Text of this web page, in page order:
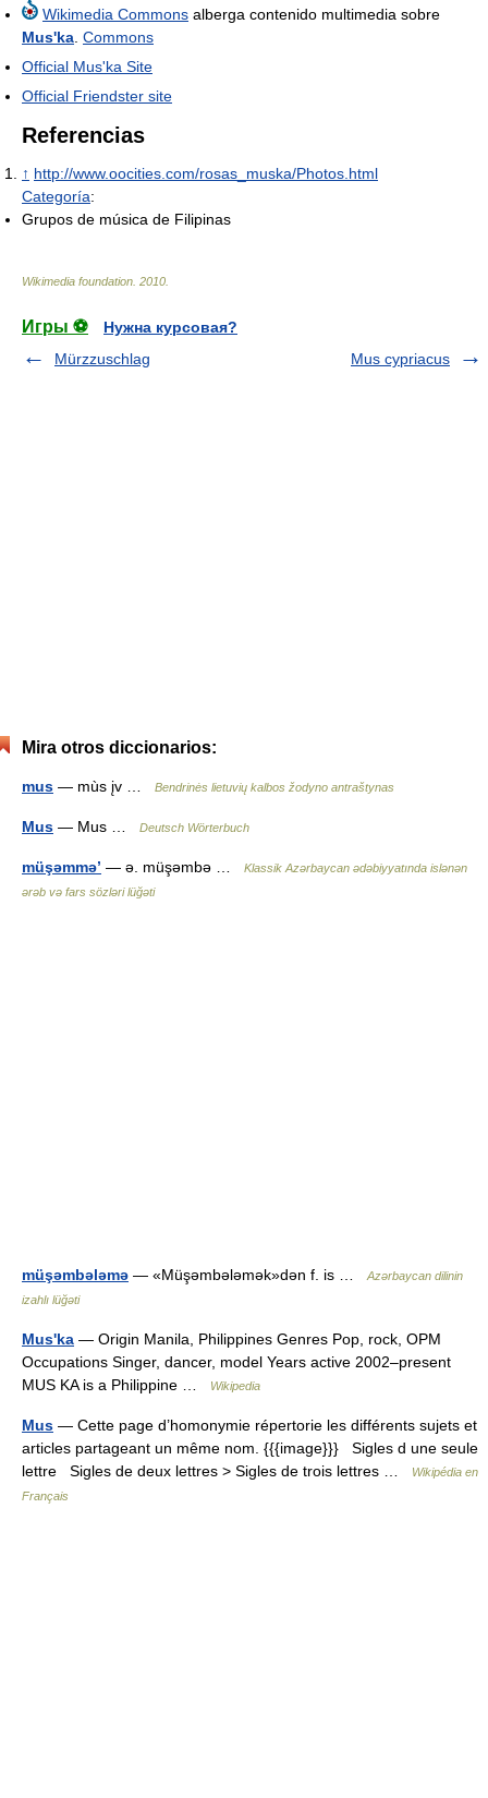
Wikimedia Commons alberga contenido multimedia sobre
Mus'ka Commons
Official Mus'ka Site
Official Friendster site
Referencias
↑ http://www.oocities.com/rosas_muska/Photos.html
Categoría:
Grupos de música de Filipinas
Wikimedia foundation 2010
Игры ⚽
Нужна курсовая?
Mürzzuschlag
Mus cypriacus
Mira otros diccionarios:
mus — mùs įv … Bendrinės lietuvių kalbos žodyno antraštynas
Mus — Mus … Deutsch Wörterbuch
müşəmmə’ — ə. müşəmbə …
Klassik Azərbaycan ədəbiyyatında islənən
ərəb və fars sözləri lüğəti
müşəmbələmə — «Müşəmbələmək»dən f. is …
Azərbaycan dilinin
izahlı lüğəti
Mus'ka — Origin Manila, Philippines Genres Pop, rock, OPM
Occupations Singer, dancer, model Years active 2002–present
MUS KA is a Philippine …
Wikipedia
Mus — Cette page d’homonymie répertorie les différents sujets et
articles partageant un même nom. {{{image}}} Sigles d une seule
lettre Sigles de deux lettres > Sigles de trois lettres …
Wikipédia en
Français